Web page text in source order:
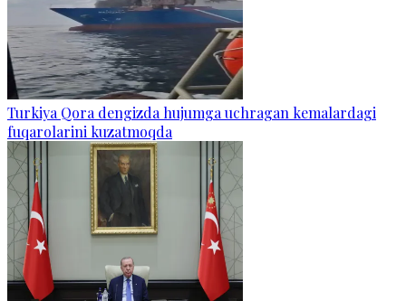
Turkiya Qora dengizda hujumga uchragan kemalardagi
fuqarolarini kuzatmoqda